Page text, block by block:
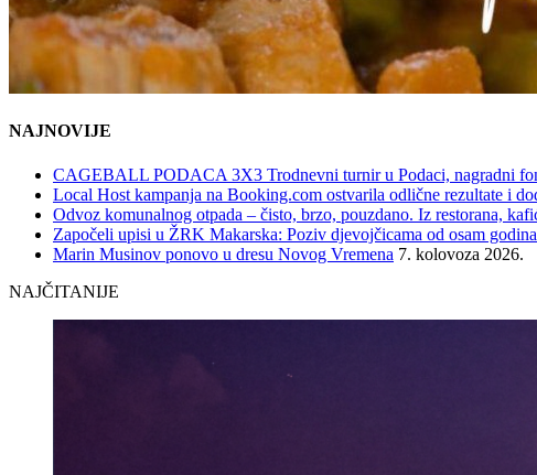
NAJNOVIJE
CAGEBALL PODACA 3X3 Trodnevni turnir u Podaci, nagradni
Local Host kampanja na Booking.com ostvarila odlične rezultate i
Odvoz komunalnog otpada – čisto, brzo, pouzdano. Iz restorana,
Započeli upisi u ŽRK Makarska: Poziv djevojčicama od osam
Marin Musinov ponovo u dresu Novog Vremena 7. kolovoza 2026.
NAJČITANIJE